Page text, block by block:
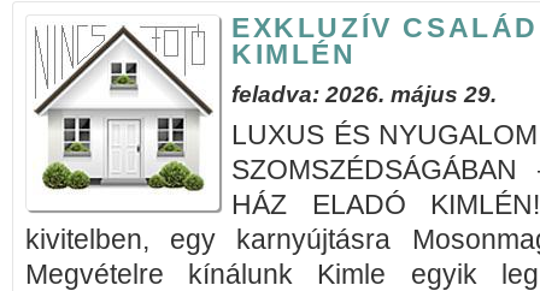
EXKLUZÍV
KIMLÉN
feladva: 2026. május 29.
LUXUS ÉS
HÁZ ELADÓ
kivitelben, egy karnyújtásra
Megvételre kínálunk Kimle egyik